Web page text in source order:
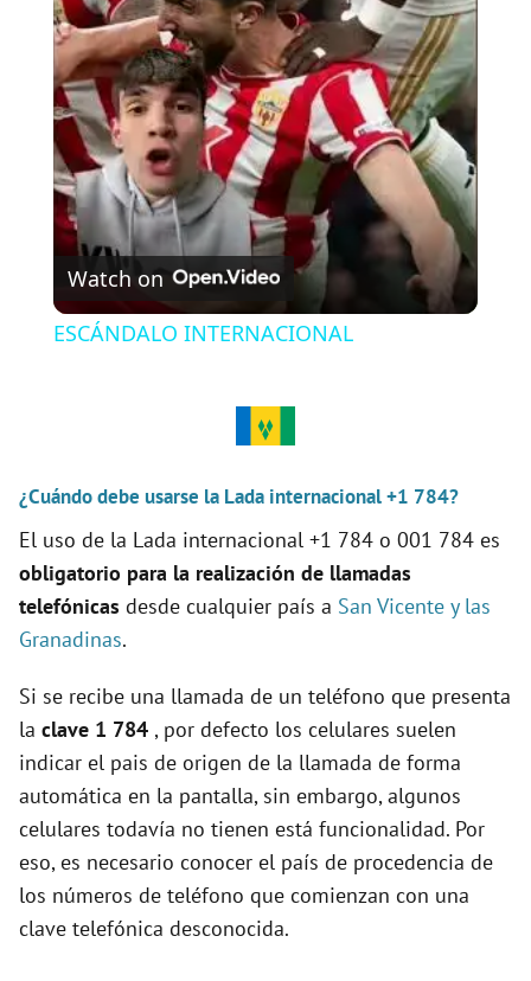
a
y
V
i
d
o
Watch on
ESCÁNDALO INTERNACIONAL
¿Cuándo debe usarse la Lada internacional +1 784?
El uso de la Lada internacional +1 784 o 001 784 es
obligatorio para la realización de llamadas
telefónicas desde cualquier país a San Vicente y las
Granadinas.
Si se recibe una llamada de un teléfono que presenta
la clave 1 784 , por defecto los celulares suelen
indicar el pais de origen de la llamada de forma
automática en la pantalla, sin embargo, algunos
celulares todavía no tienen está funcionalidad. Por
eso, es necesario conocer el país de procedencia de
los números de teléfono que comienzan con una
clave telefónica desconocida.